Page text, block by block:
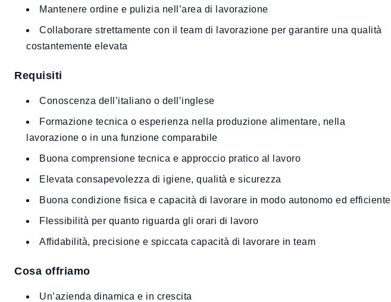
Mantenere ordine e pulizia nell’area di lavorazione
Collaborare strettamente con il team di lavorazione per garantire una qualità
costantemente elevata
Requisiti
Conoscenza dell’italiano o dell’inglese
Formazione tecnica o esperienza nella produzione alimentare, nella
lavorazione o in una funzione comparabile
Buona comprensione tecnica e approccio pratico al lavoro
Elevata consapevolezza di igiene, qualità e sicurezza
Buona condizione fisica e capacità di lavorare in modo autonomo ed efficiente
Flessibilità per quanto riguarda gli orari di lavoro
Affidabilità, precisione e spiccata capacità di lavorare in team
Cosa offriamo
Un’azienda dinamica e in crescita